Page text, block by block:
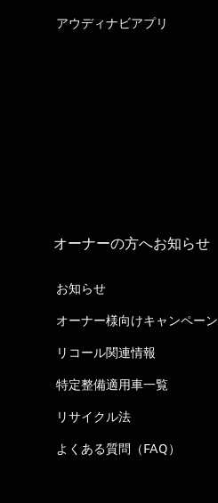
アウディナビアプリ
オーナーの方へお知らせ
お知らせ
オーナー様向けキャンペーン
リコール関連情報
特定整備適用車一覧
リサイクル法
よくある質問（FAQ）